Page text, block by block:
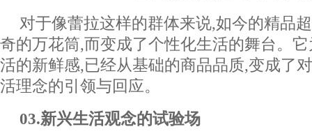
对于像蕾拉这样的群体来说,如今的精品
奇的万花筒,而变成了个性化生活的舞台。
活的新鲜感,已经从基础的商品品质,变成了
活理念的引领与回应。
03.新兴生活观念的试验场